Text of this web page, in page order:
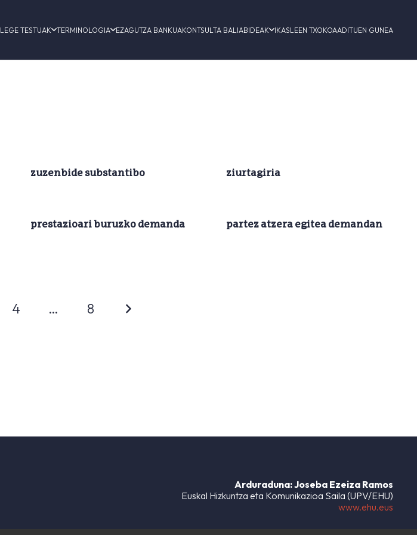
LEGE TESTUAK TERMINOLOGIA EZAGUTZA BANKUAKONTSULTA BALIABIDEAK IKASLEEN TXOKOAADITUEN GUNEA
zuzenbide substantibo ziurtagiria
prestazioari buruzko demanda partez atzera egitea demandan
4 … 8
Arduraduna: Joseba Ezeiza Ramos
Euskal Hizkuntza eta Komunikazioa Saila (UPV/EHU)
www.ehu.eus